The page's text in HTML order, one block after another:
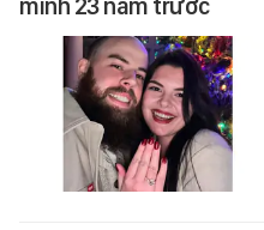
mình 23 năm trước